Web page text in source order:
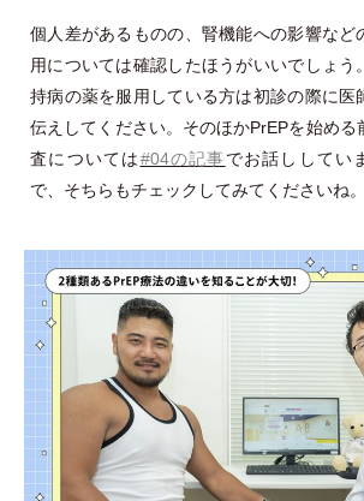
個人差があるものの、腎機能への影響など
用については確認したほうがいいでしょう
持病の薬を服用している方は初診の際に医
伝えしてください。そのほかPrEPを始める
査については#04の記事でお話ししてい
で、そちらもチェックしてみてくださいね。